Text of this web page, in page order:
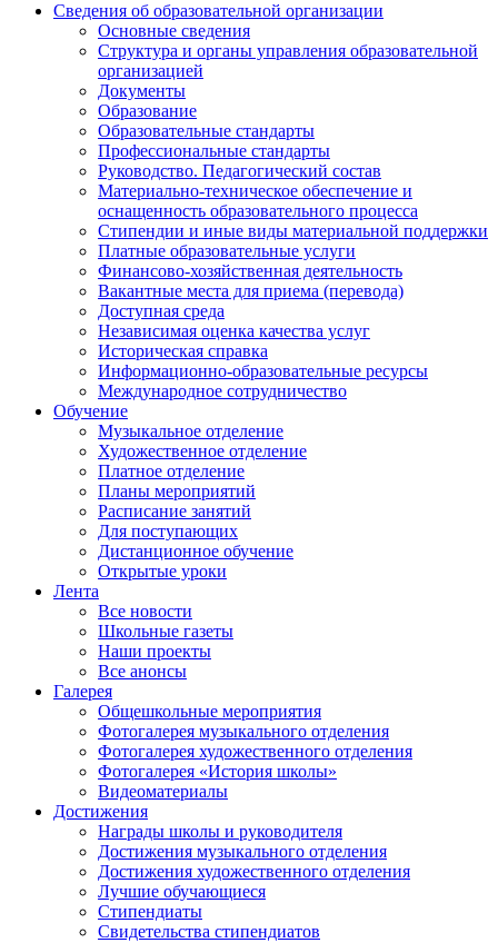
Сведения об образовательной организации
Основные сведения
Структура и органы управления образовательной
организацией
Документы
Образование
Образовательные стандарты
Профессиональные стандарты
Руководство. Педагогический состав
Материально-техническое обеспечение и
оснащенность образовательного процесса
Стипендии и иные виды материальной поддержки
Платные образовательные услуги
Финансово-хозяйственная деятельность
Вакантные места для приема (перевода)
Доступная среда
Независимая оценка качества услуг
Историческая справка
Информационно-образовательные ресурсы
Международное сотрудничество
Обучение
Музыкальное отделение
Художественное отделение
Платное отделение
Планы мероприятий
Расписание занятий
Для поступающих
Дистанционное обучение
Открытые уроки
Лента
Все новости
Школьные газеты
Наши проекты
Все анонсы
Галерея
Общешкольные мероприятия
Фотогалерея музыкального отделения
Фотогалерея художественного отделения
Фотогалерея «История школы»
Видеоматериалы
Достижения
Награды школы и руководителя
Достижения музыкального отделения
Достижения художественного отделения
Лучшие обучающиеся
Стипендиаты
Свидетельства стипендиатов